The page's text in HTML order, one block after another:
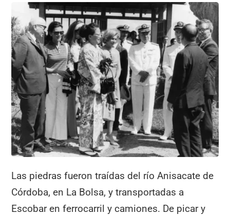
Las piedras fueron traídas del río Anisacate de
Córdoba, en La Bolsa, y transportadas a
Escobar en ferrocarril y camiones. De picar y